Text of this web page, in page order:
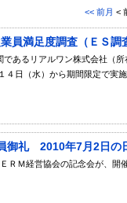
<< 前月 <
員満足度調査（ＥＳ調
であるリアルワン株式会社（
４日（水）から期間限定で実施
御礼 2010年7月2日の
ＲＭ経営協会の記念会が、